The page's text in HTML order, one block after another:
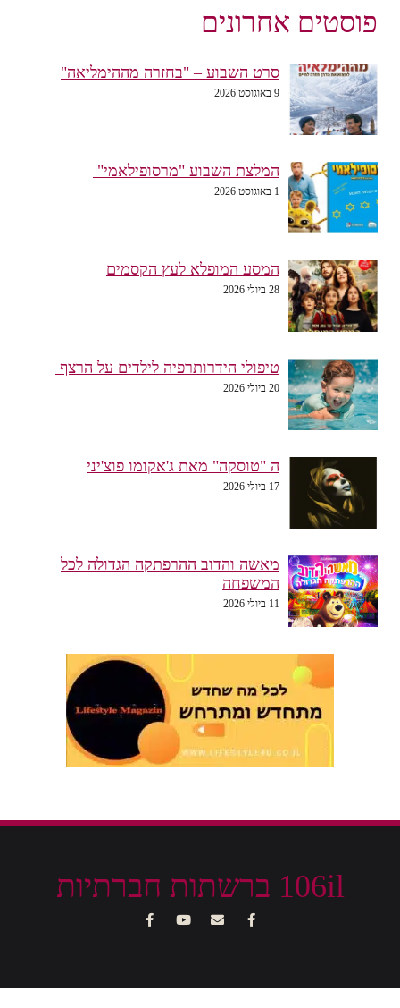
פוסטים אחרונים
סרט השבוע – "בחזרה מההימליאה"
9 באוגוסט 2026
המלצת השבוע "מרסופילאמי"
1 באוגוסט 2026
המסע המופלא לעץ הקסמים
28 ביולי 2026
טיפולי הידרותרפיה לילדים על הרצף
20 ביולי 2026
ה "טוסקה" מאת ג'אקומו פוצ'יני
17 ביולי 2026
מאשה והדוב ההרפתקה הגדולה לכל
המשפחה
11 ביולי 2026
106il ברשתות חברתיות